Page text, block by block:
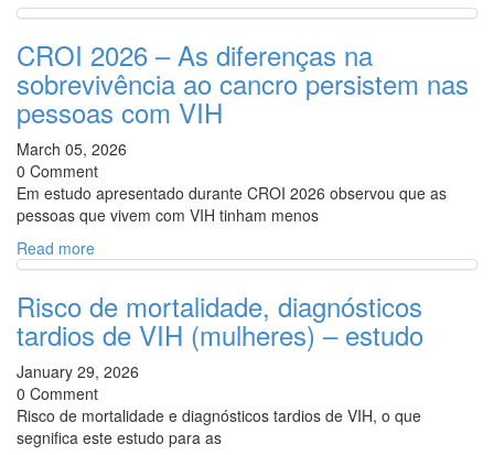
CROI 2026 – As diferenças na
sobrevivência ao cancro persistem nas
pessoas com VIH
March 05, 2026
0 Comment
Em estudo apresentado durante CROI 2026 observou que as
pessoas que vivem com VIH tinham menos
Read more
Risco de mortalidade, diagnósticos
tardios de VIH (mulheres) – estudo
January 29, 2026
0 Comment
Risco de mortalidade e diagnósticos tardios de VIH, o que
segnifica este estudo para as